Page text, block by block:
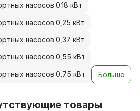
насосов 0.18 кВт
насосов 0,25 кВт
насосов 0,37 кВт
насосов 0,55 кВт
насосов 0,75 кВт Больше
товары